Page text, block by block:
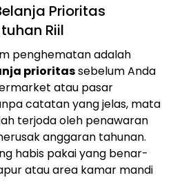
Prioritas
Riil
penghematan adalah
prioritassebelum Anda
atau pasar
catatan yang jelas, mata
terjoda oleh penawaran
anggaran tahunan.
habis pakai yang benar-
atau area kamar mandi